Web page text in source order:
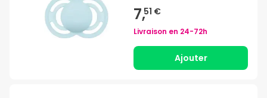
7,51 €
Livraison en 24-72h
Ajouter